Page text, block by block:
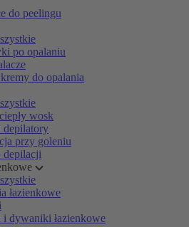
do peelingu
po opalaniu
do opalania
wosk
przy goleniu
depilacji
łazienkowe
i dywaniki łazienkowe